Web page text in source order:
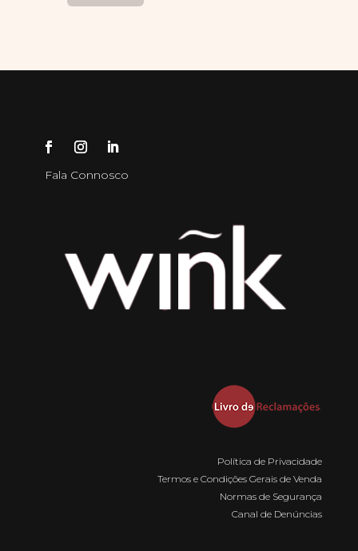
Fala Connosco
Política de Privacidade
Termos e Condições Gerais de Venda
Normas de Segurança
Canal de Denúncias